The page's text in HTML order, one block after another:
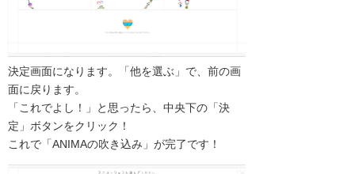
決定画面になります。「他を選ぶ」で、前の画
面に戻ります。
「これでよし！」と思ったら、中央下の「決
定」ボタンをクリック！
これで「ANIMAの吹き込み」が完了です！